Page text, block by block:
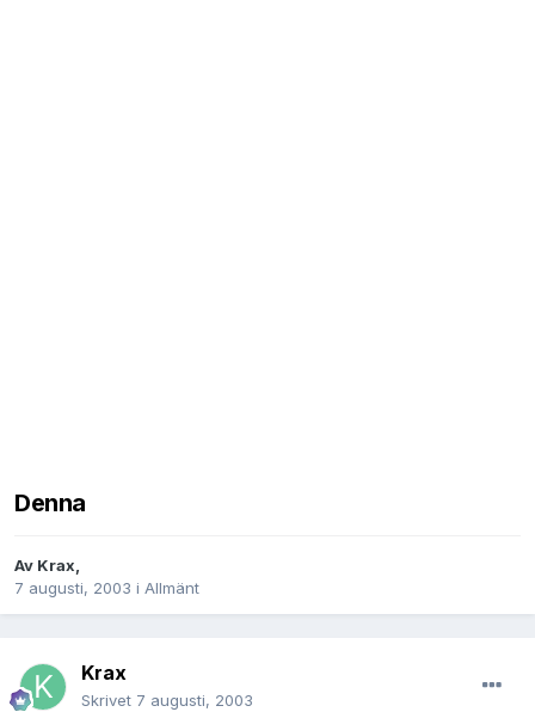
Denna
Av Krax,
7 augusti, 2003 i Allmänt
Krax
Skrivet 7 augusti, 2003